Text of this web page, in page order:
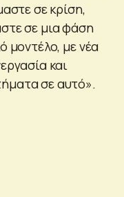
σε κρίση,
σε μια φάση
μοντέλο, με νέα
και
σε αυτό».